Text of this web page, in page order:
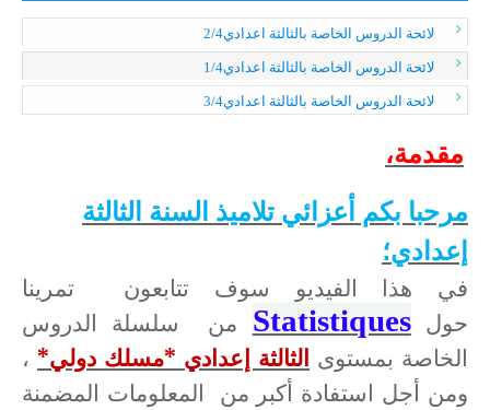
لائحة الدروس الخاصة بالثالثة اعدادي2/4
لائحة الدروس الخاصة بالثالثة اعدادي1/4
لائحة الدروس الخاصة بالثالثة اعدادي3/4
مقدمة،
مرحبا بكم أعزائي تلاميذ السنة الثالثة
إعدادي؛
في هذا الفيديو سوف تتابعون تمرينا
حولStatistiques من سلسلة الدروس
الخاصة بمستوى الثالثة إعدادي *مسلك دولي* ،
ومن أجل استفادة أكبر من المعلومات المضمنة